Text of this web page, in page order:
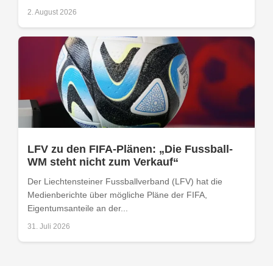
2. August 2026
LFV zu den FIFA-Plänen: „Die Fussball-
WM steht nicht zum Verkauf“
Der Liechtensteiner Fussballverband (LFV) hat die
Medienberichte über mögliche Pläne der FIFA,
Eigentumsanteile an der...
31. Juli 2026